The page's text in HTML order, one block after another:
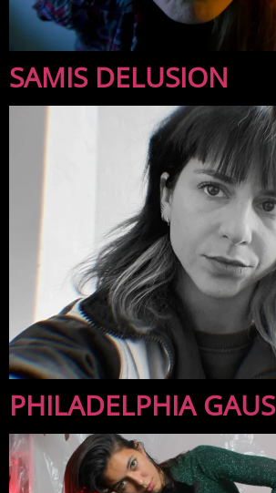
SAMIS DELUSION
PHILADELPHIA GAUS